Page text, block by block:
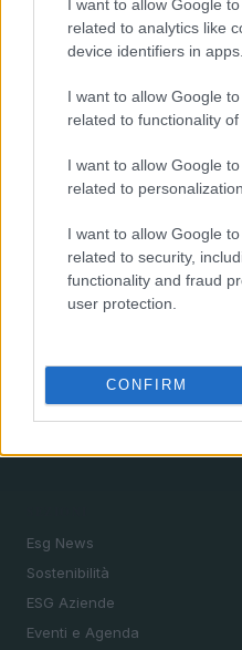
I want to allow Google
related to analytics like
device identifiers in apps.
I want to allow Google
related to functionality
I want to allow Google
related to personalization.
I want to allow Google
related to security,
functionality and fraud
user protection.
CONFIRM
innovazioni per un
Bilanci di sostenibilità
Città verdi e inclusive:
Packaging senza
Sostenibilità, etica, futuro.
Esg News
Sostenibilità
ESG Aziende
Eventi e Agenda